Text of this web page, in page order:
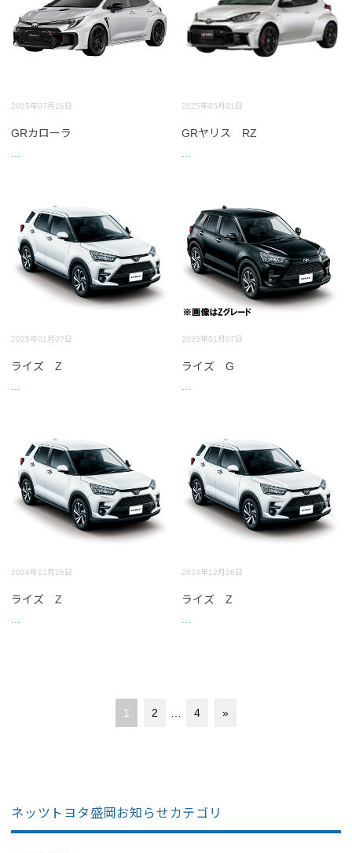
2025年07月16日
GRカローラ
2025年05月31日
GRヤリス RZ
2025年01月07日
ライズ Z
2025年01月07日
ライズ G
2024年12月26日
ライズ Z
2024年12月26日
ライズ Z
1 2 4 »
ネッツトヨタ盛岡お知らせカテゴリ